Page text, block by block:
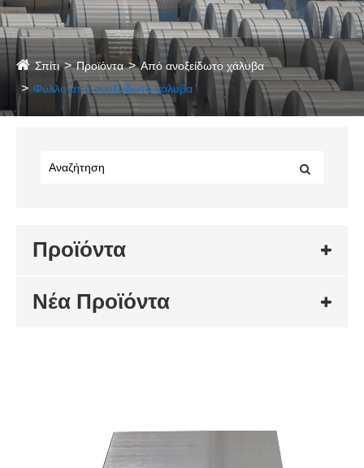
Σπίτι Προϊόντα
Από ανοξείδωτο χάλυβα
Φύλλο από ανοξείδωτο χάλυβα
Προϊόντα
Νέα Προϊόντα